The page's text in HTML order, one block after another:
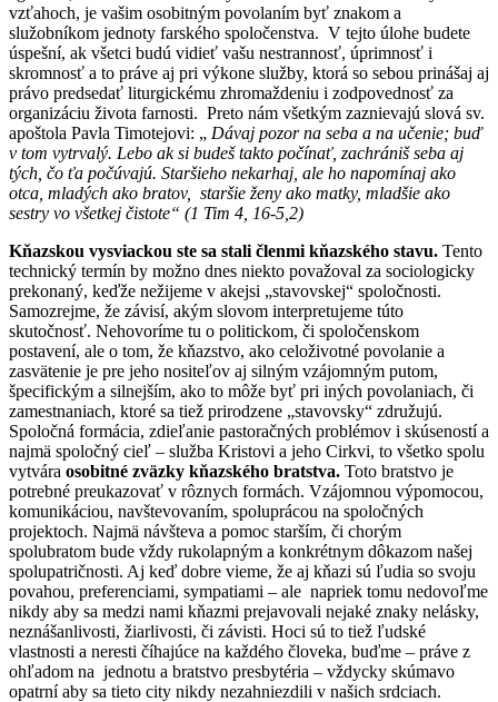
vzťahoch, je vašim osobitným povolaním byť znakom a
služobníkom jednoty farského spoločenstva. V tejto úlohe budete
úspešní, ak všetci budú vidieť vašu nestrannosť, úprimnosť i
skromnosť a to práve aj pri výkone služby, ktorá so sebou prinášaj aj
právo predsedať liturgickému zhromaždeniu i zodpovednosť za
organizáciu života farnosti. Preto nám všetkým zaznievajú slová sv.
apoštola Pavla Timotejovi: „ Dávaj pozor na seba a na učenie; buď
v tom vytrvalý. Lebo ak si budeš takto počínať, zachrániš seba aj
tých, čo ťa počúvajú. Staršieho nekarhaj, ale ho napomínaj ako
otca, mladých ako bratov, staršie ženy ako matky, mladšie ako
sestry vo všetkej čistote“ (1 Tim 4, 16-5,2)
Kňazskou vysviackou ste sa stali členmi kňazského stavu. Tento
technický termín by možno dnes niekto považoval za sociologicky
prekonaný, keďže nežijeme v akejsi „stavovskej“ spoločnosti.
Samozrejme, že závisí, akým slovom interpretujeme túto
skutočnosť. Nehovoríme tu o politickom, či spoločenskom
postavení, ale o tom, že kňazstvo, ako celoživotné povolanie a
zasvätenie je pre jeho nositeľov aj silným vzájomným putom,
špecifickým a silnejším, ako to môže byť pri iných povolaniach, či
zamestnaniach, ktoré sa tiež prirodzene „stavovsky“ združujú.
Spoločná formácia, zdieľanie pastoračných problémov i skúseností a
najmä spoločný cieľ – služba Kristovi a jeho Cirkvi, to všetko spolu
vytvára osobitné zväzky kňazského bratstva. Toto bratstvo je
potrebné preukazovať v rôznych formách. Vzájomnou výpomocou,
komunikáciou, navštevovaním, spoluprácou na spoločných
projektoch. Najmä návšteva a pomoc starším, či chorým
spolubratom bude vždy rukolapným a konkrétnym dôkazom našej
spolupatričnosti. Aj keď dobre vieme, že aj kňazi sú ľudia so svoju
povahou, preferenciami, sympatiami – ale napriek tomu nedovoľme
nikdy aby sa medzi nami kňazmi prejavovali nejaké znaky nelásky,
neznášanlivosti, žiarlivosti, či závisti. Hoci sú to tiež ľudské
vlastnosti a neresti číhajúce na každého človeka, buďme – práve z
ohľadom na jednotu a bratstvo presbytéria – vždycky skúmavo
opatrní aby sa tieto city nikdy nezahniezdili v našich srdciach.